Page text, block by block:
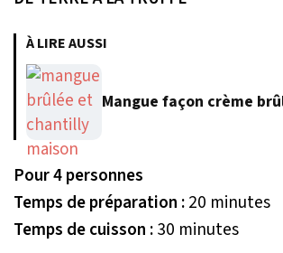
À LIRE AUSSI
Mangue façon crème
Pour 4 personnes
Temps de préparation :20 minutes
Temps de cuisson :30 minutes